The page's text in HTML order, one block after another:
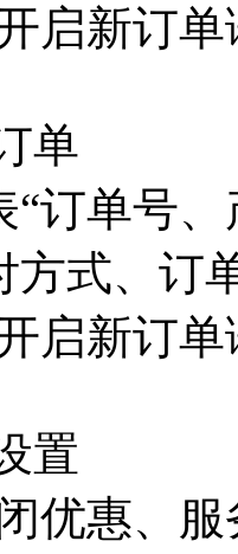
启新订
单
“订单号
方式、订
启新订
置
优惠、